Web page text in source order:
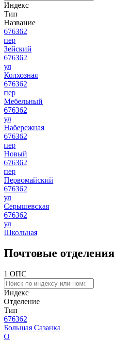
Индекс
Тип
Название
676362
пер
Зейский
676362
ул
Колхозная
676362
пер
Мебельный
676362
ул
Набережная
676362
пер
Новый
676362
пер
Первомайский
676362
ул
Серышевская
676362
ул
Школьная
Почтовые отделения
1 ОПС
Индекс
Отделение
Тип
676362
Большая Сазанка
О